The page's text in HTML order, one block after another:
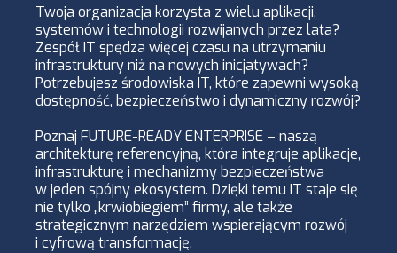
Twoja organizacja korzysta z wielu aplikacji,
systemów i technologii rozwijanych przez lata?
Zespół IT spędza więcej czasu na utrzymaniu
infrastruktury niż na nowych inicjatywach?
Potrzebujesz środowiska IT, które zapewni wysoką
dostępność, bezpieczeństwo i dynamiczny rozwój?
Poznaj FUTURE-READY ENTERPRISE – naszą
architekturę referencyjną, która integruje aplikacje,
infrastrukturę i mechanizmy bezpieczeństwa
w jeden spójny ekosystem. Dzięki temu IT staje się
nie tylko „krwiobiegiem” firmy, ale także
strategicznym narzędziem wspierającym rozwój
i cyfrową transformację.